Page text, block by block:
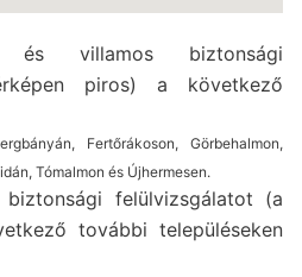
és villamos biztonsági
piros) a következő
Fertőrákoson, Görbehalmon,
Tómalmon és Újhermesen.
felülvizsgálatot (a
további településeken